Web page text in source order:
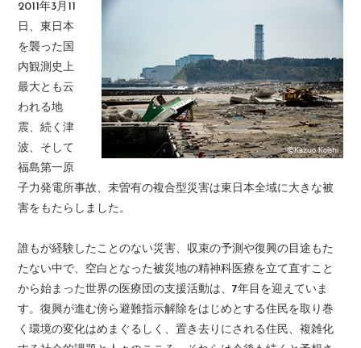
2011年3月11
日、東日本
を襲った国
内観測史上
最大とも云
われる地
震、続く津
波、そして
福島第一原
子力発電所事故、未曽有の複合型災害は東日本全域に大きな被
害をもたらしました。
誰もが経験したことのない災害、収束の予測や復興の目途もた
たない中で、空白となった被災地の精神科医療を立て直すこと
から始まった世界の医療団の支援活動は、7年目を迎えていま
す。復興が進む傍ら避難指示解除をはじめとする住民を取り巻
く環境の変化はめまぐるしく、置き去りにされる住民、複雑化